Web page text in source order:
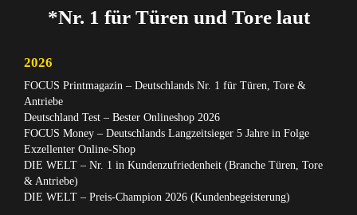
*Nr. 1 für Türen und Tore laut
2026
FOCUS Printmagazin – Deutschlands Nr. 1 für Türen, Tore &
Antriebe
Deutschland Test – Bester Onlineshop 2026
FOCUS Money – Deutschlands Langzeitsieger 5 Jahre in Folge
Exzellenter Online-Shop
DIE WELT – Nr. 1 in Kundenzufriedenheit (Branche Türen, Tore
& Antriebe)
DIE WELT – Preis-Champion 2026 (Kundenbegeisterung)